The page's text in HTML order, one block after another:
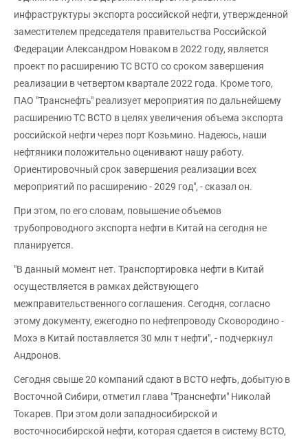
инфраструктуры экспорта российской нефти, утвержденной
заместителем председателя правительства Российской
Федерации Александром Новаком в 2022 году, является
проект по расширению ТС ВСТО со сроком завершения
реализации в четвертом квартале 2022 года. Кроме того,
ПАО "Транснефть" реализует мероприятия по дальнейшему
расширению ТС ВСТО в целях увеличения объема экспорта
российской нефти через порт Козьмино. Надеюсь, наши
нефтяники положительно оценивают нашу работу.
Ориентировочный срок завершения реализации всех
мероприятий по расширению - 2029 год", - сказал он.
При этом, по его словам, повышение объемов
трубопроводного экспорта нефти в Китай на сегодня не
планируется.
"В данный момент нет. Транспортировка нефти в Китай
осуществляется в рамках действующего
межправительственного соглашения. Сегодня, согласно
этому документу, ежегодно по нефтепроводу Сковородино -
Мохэ в Китай поставляется 30 млн т нефти", - подчеркнул
Андронов.
Сегодня свыше 20 компаний сдают в ВСТО нефть, добытую в
Восточной Сибири, отметил глава "Транснефти" Николай
Токарев. При этом доли западносибирской и
восточносибирской нефти, которая сдается в систему ВСТО,